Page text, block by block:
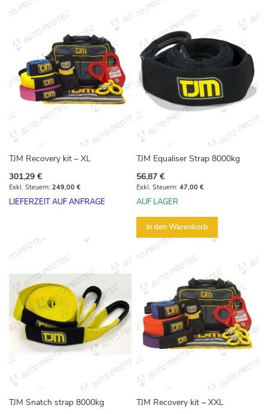
TJM Recovery kit – XL
301,29 €
249,00 €
LIEFERZEIT AUF ANFRAGE
TJM Equaliser Strap 8000kg
56,87 €
47,00 €
AUF LAGER
In den Warenkorb
TJM Snatch strap 8000kg
TJM Recovery kit – XXL